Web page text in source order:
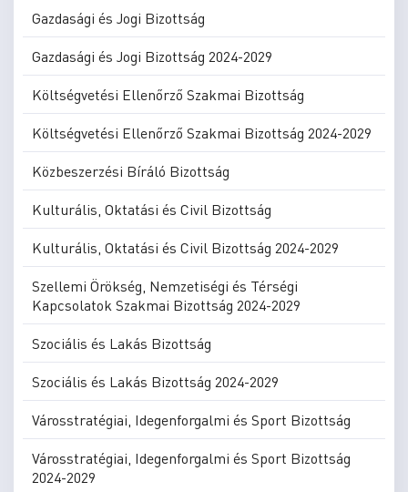
Gazdasági és Jogi Bizottság
Gazdasági és Jogi Bizottság 2024-2029
Költségvetési Ellenőrző Szakmai Bizottság
Költségvetési Ellenőrző Szakmai Bizottság 2024-2029
Közbeszerzési Bíráló Bizottság
Kulturális, Oktatási és Civil Bizottság
Kulturális, Oktatási és Civil Bizottság 2024-2029
Szellemi Örökség, Nemzetiségi és Térségi
Kapcsolatok Szakmai Bizottság 2024-2029
Szociális és Lakás Bizottság
Szociális és Lakás Bizottság 2024-2029
Városstratégiai, Idegenforgalmi és Sport Bizottság
Városstratégiai, Idegenforgalmi és Sport Bizottság
2024-2029